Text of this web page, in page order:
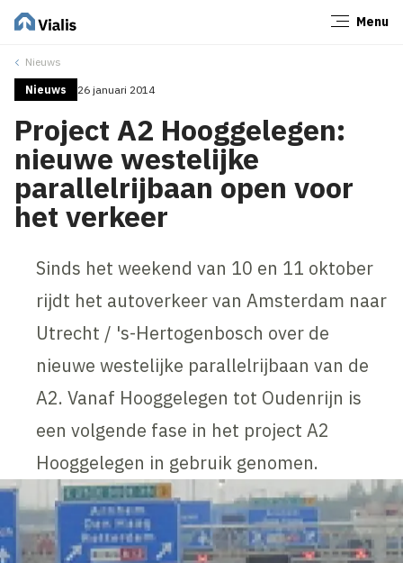
Menu
Nieuws
Nieuws 26 januari 2014
Project A2 Hooggelegen:
nieuwe westelijke
parallelrijbaan open voor
het verkeer
Sinds het weekend van 10 en 11 oktober
rijdt het autoverkeer van Amsterdam naar
Utrecht / 's-Hertogenbosch over de
nieuwe westelijke parallelrijbaan van de
A2. Vanaf Hooggelegen tot Oudenrijn is
een volgende fase in het project A2
Hooggelegen in gebruik genomen.
Sluiten